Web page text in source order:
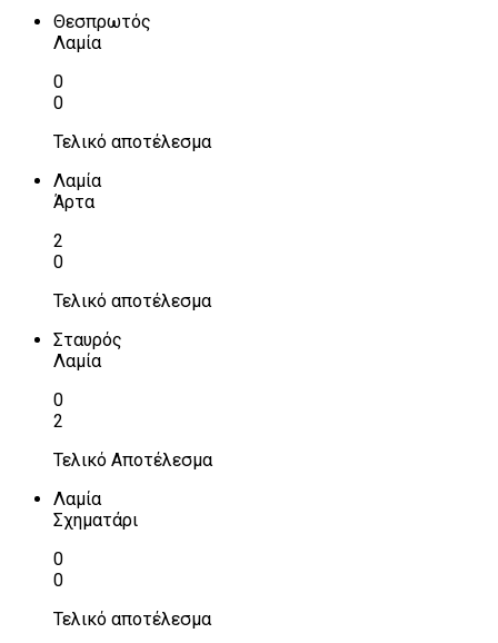
Θεσπρωτός
Λαμία
0
0
Τελικό αποτέλεσμα
Λαμία
Άρτα
2
0
Τελικό αποτέλεσμα
Σταυρός
Λαμία
0
2
Τελικό Αποτέλεσμα
Λαμία
Σχηματάρι
0
0
Τελικό αποτέλεσμα